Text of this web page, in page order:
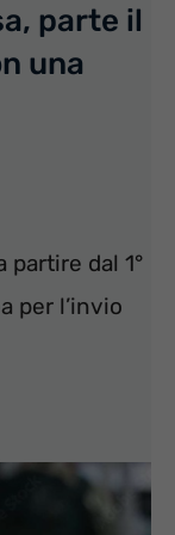
parte il
una
partire dal 1°
per l’invio